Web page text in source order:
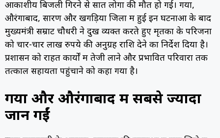
आकाशीय बिजली गिरने से सात लोगों की मौत हो गई। गया,
औरंगाबाद, सारण और खगड़िया जिलों में हुई इन घटनाओं के बाद
मुख्यमंत्री सम्राट चौधरी ने दुख व्यक्त करते हुए मृतकों के परिजनों
को चार-चार लाख रुपये की अनुग्रह राशि देने का निर्देश दिया है।
प्रशासन को राहत कार्यों में तेजी लाने और प्रभावित परिवारों तक
तत्काल सहायता पहुंचाने को कहा गया है।
गया और औरंगाबाद में सबसे ज्यादा
जानें गईं